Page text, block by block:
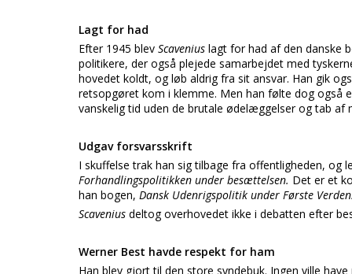
Lagt for had
Efter 1945 blev Scavenius lagt for had af den danske
politikere, der også plejede samarbejdet med
hovedet koldt, og løb aldrig fra sit ansvar. Han gik
retsopgøret kom i klemme. Men han følte dog også
vanskelig tid uden de brutale ødelæggelser og tab af
Udgav forsvarsskrift
I skuffelse trak han sig tilbage fra offentligheden, og
Forhandlingspolitikken under besættelsen. Det er et
han bogen, Dansk Udenrigspolitik under Første
Scavenius deltog overhovedet ikke i debatten efter
Werner Best havde respekt for ham
Han blev gjort til den store syndebuk. Ingen ville